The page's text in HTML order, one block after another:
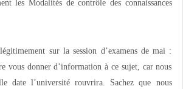
les Modalités de contrôle des connaissances
sur la session d’examens de mai :
vous donner d’information à ce sujet, car nous
date l’université rouvrira. Sachez que nous